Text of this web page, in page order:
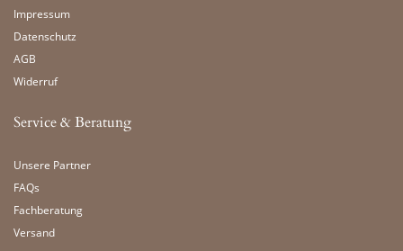
Impressum
Datenschutz
AGB
Widerruf
Service & Beratung
Unsere Partner
FAQs
Fachberatung
Versand